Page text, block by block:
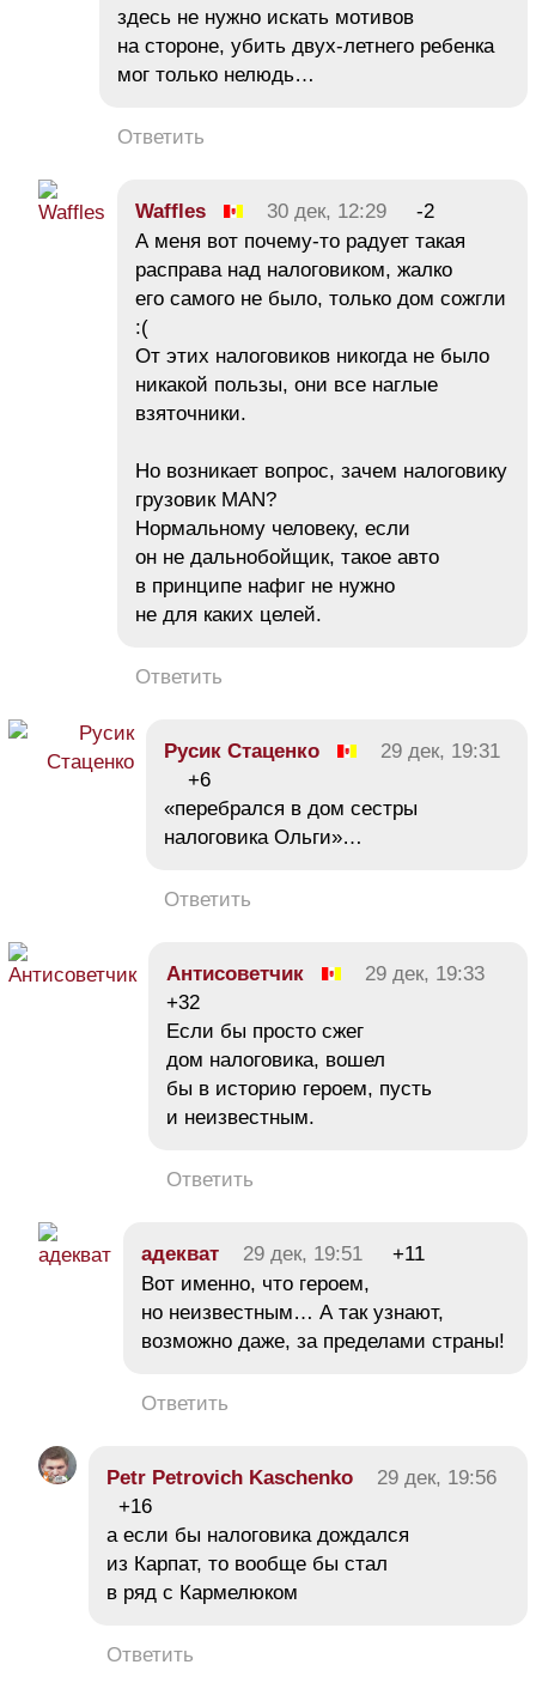
здесь не нужно искать мотивов
на стороне, убить двух-летнего ребенка
мог только нелюдь…
Ответить
Waffles 30 дек, 12:29
-2
А меня вот почему-то радует такая
расправа над налоговиком, жалко
его самого не было, только дом сожгли
:(
От этих налоговиков никогда не было
никакой пользы, они все наглые
взяточники.
Но возникает вопрос, зачем налоговику
грузовик MAN?
Нормальному человеку, если
он не дальнобойщик, такое авто
в принципе нафиг не нужно
не для каких целей.
Ответить
Русик Стаценко
29 дек, 19:31
+6
«перебрался в дом сестры
налоговика Ольги»…
Ответить
Антисоветчик
29 дек, 19:33
+32
Если бы просто сжег
дом налоговика, вошел
бы в историю героем, пусть
и неизвестным.
Ответить
адекват 29 дек, 19:51
+11
Вот именно, что героем,
но неизвестным… А так узнают,
возможно даже, за пределами страны!
Ответить
Petr Petrovich Kaschenko
29 дек, 19:56
+16
а если бы налоговика дождался
из Карпат, то вообще бы стал
в ряд с Кармелюком
Ответить